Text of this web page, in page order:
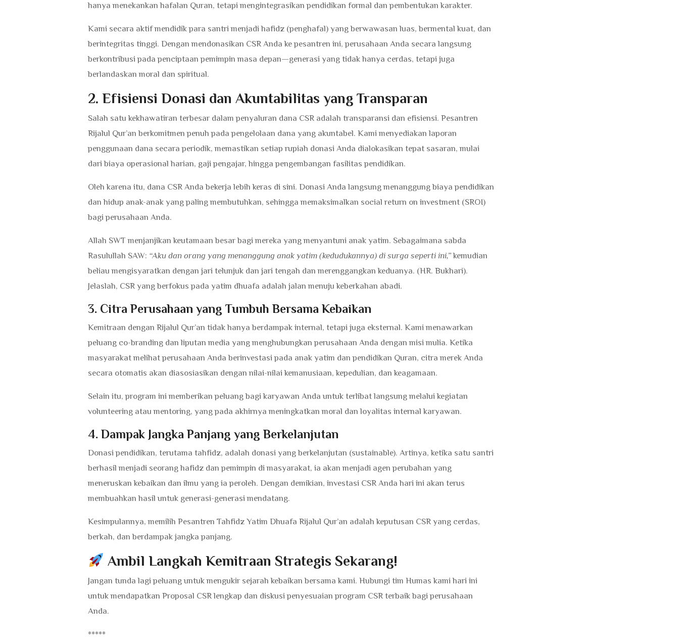
hanya menekankan hafalan Quran, tetapi mengintegrasikan pendidikan formal dan pembentukan karakter.
Kami secara aktif mendidik para santri menjadi hafidz (penghafal) yang berwawasan luas, bermental kuat, dan
berintegritas tinggi. Dengan mendonasikan CSR Anda ke pesantren ini, perusahaan Anda secara langsung
berkontribusi pada penciptaan pemimpin masa depan—generasi yang tidak hanya cerdas, tetapi juga
berlandaskan moral dan spiritual.
2. Efisiensi Donasi dan Akuntabilitas yang Transparan
Salah satu kekhawatiran terbesar dalam penyaluran dana CSR adalah transparansi dan efisiensi. Pesantren
Rijalul Qur’an berkomitmen penuh pada pengelolaan dana yang akuntabel. Kami menyediakan laporan
penggunaan dana secara periodik, memastikan setiap rupiah donasi Anda dialokasikan tepat sasaran, mulai
dari biaya operasional harian, gaji pengajar, hingga pengembangan fasilitas pendidikan.
Oleh karena itu, dana CSR Anda bekerja lebih keras di sini. Donasi Anda langsung menanggung biaya pendidikan
dan hidup anak-anak yang paling membutuhkan, sehingga memaksimalkan social return on investment (SROI)
bagi perusahaan Anda.
Allah SWT menjanjikan keutamaan besar bagi mereka yang menyantuni anak yatim. Sebagaimana sabda
Rasulullah SAW: “Aku dan orang yang menanggung anak yatim (kedudukannya) di surga seperti ini,”kemudian
beliau mengisyaratkan dengan jari telunjuk dan jari tengah dan merenggangkan keduanya. (HR. Bukhari).
Jelaslah, CSR yang berfokus pada yatim dhuafa adalah jalan menuju keberkahan abadi.
3. Citra Perusahaan yang Tumbuh Bersama Kebaikan
Kemitraan dengan Rijalul Qur’an tidak hanya berdampak internal, tetapi juga eksternal. Kami menawarkan
peluang co-branding dan liputan media yang menghubungkan perusahaan Anda dengan misi mulia. Ketika
masyarakat melihat perusahaan Anda berinvestasi pada anak yatim dan pendidikan Quran, citra merek Anda
secara otomatis akan diasosiasikan dengan nilai-nilai kemanusiaan, kepedulian, dan keagamaan.
Selain itu, program ini memberikan peluang bagi karyawan Anda untuk terlibat langsung melalui kegiatan
volunteering atau mentoring, yang pada akhirnya meningkatkan moral dan loyalitas internal karyawan.
4. Dampak Jangka Panjang yang Berkelanjutan
Donasi pendidikan, terutama tahfidz, adalah donasi yang berkelanjutan (sustainable). Artinya, ketika satu santri
berhasil menjadi seorang hafidz dan pemimpin di masyarakat, ia akan menjadi agen perubahan yang
meneruskan kebaikan dan ilmu yang ia peroleh. Dengan demikian, investasi CSR Anda hari ini akan terus
membuahkan hasil untuk generasi-generasi mendatang.
Kesimpulannya, memilih Pesantren Tahfidz Yatim Dhuafa Rijalul Qur’an adalah keputusan CSR yang cerdas,
berkah, dan berdampak jangka panjang.
Ambil Langkah Kemitraan Strategis Sekarang!
Jangan tunda lagi peluang untuk mengukir sejarah kebaikan bersama kami. Hubungi tim Humas kami hari ini
untuk mendapatkan Proposal CSR lengkap dan diskusi penyesuaian program CSR terbaik bagi perusahaan
Anda.
*****